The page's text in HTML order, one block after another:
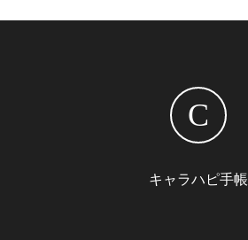
C
キャラハピ手帳